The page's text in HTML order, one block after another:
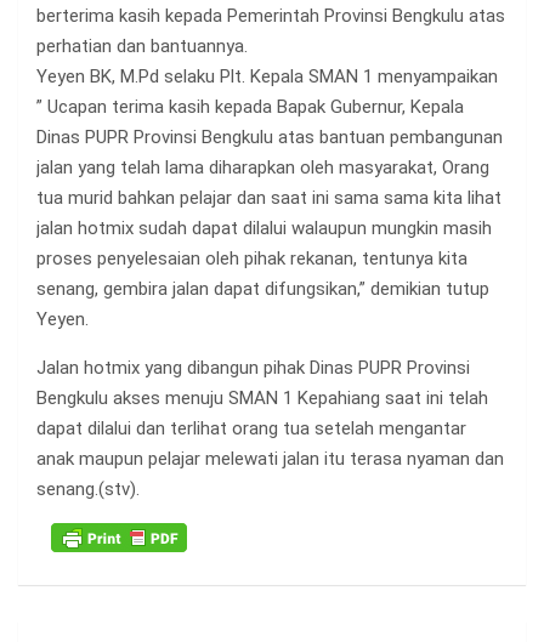
berterima kasih kepada Pemerintah Provinsi Bengkulu atas
perhatian dan bantuannya.
Yeyen BK, M.Pd selaku Plt. Kepala SMAN 1 menyampaikan
” Ucapan terima kasih kepada Bapak Gubernur, Kepala
Dinas PUPR Provinsi Bengkulu atas bantuan pembangunan
jalan yang telah lama diharapkan oleh masyarakat, Orang
tua murid bahkan pelajar dan saat ini sama sama kita lihat
jalan hotmix sudah dapat dilalui walaupun mungkin masih
proses penyelesaian oleh pihak rekanan, tentunya kita
senang, gembira jalan dapat difungsikan,” demikian tutup
Yeyen.
Jalan hotmix yang dibangun pihak Dinas PUPR Provinsi
Bengkulu akses menuju SMAN 1 Kepahiang saat ini telah
dapat dilalui dan terlihat orang tua setelah mengantar
anak maupun pelajar melewati jalan itu terasa nyaman dan
senang.(stv).